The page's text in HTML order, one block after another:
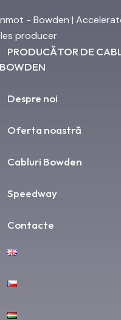
PRODUCĂTOR DE
BOWDEN
Despre noi
Oferta noastră
Cabluri Bowden
Speedway
Contacte